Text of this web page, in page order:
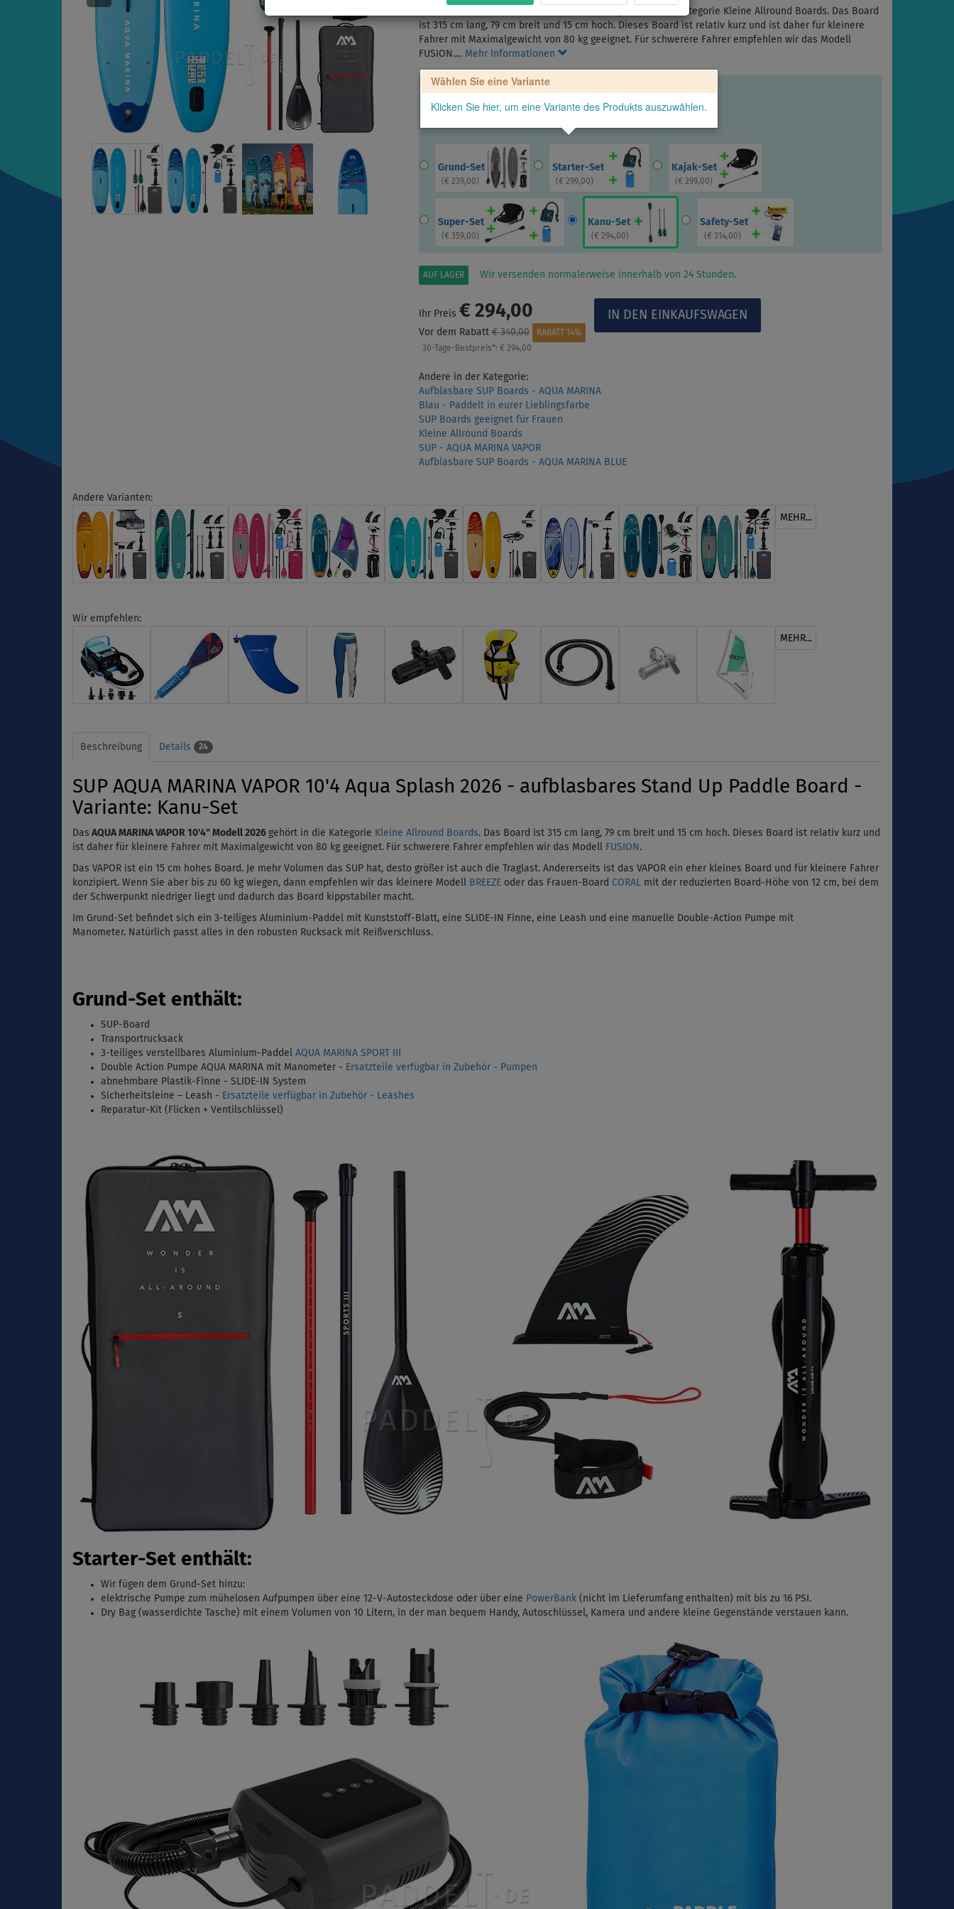
Das AQUA MARINA VAPOR 10'4" Modell 2026 gehört in die Kategorie Kleine Allround Boards. Das Board
ist 315 cm lang, 79 cm breit und 15 cm hoch. Dieses Board ist relativ kurz und ist daher für kleinere
Fahrer mit Maximalgewicht von 80 kg geeignet. Für schwerere Fahrer empfehlen wir das Modell
FUSION.… Mehr Informationen
Wählen Sie eine Variante
Klicken Sie hier, um eine Variante des Produkts auszuwählen.
Grund-Set
(€ 239,00)
Starter-Set
(€ 299,00)
Kajak-Set
(€ 299,00)
Super-Set
(€ 359,00)
Kanu-Set
(€ 294,00)
Safety-Set
(€ 314,00)
AUF LAGER Wir versenden normalerweise innerhalb von 24 Stunden.
Ihr Preis € 294,00
Vor dem Rabatt€ 340,00
RABATT 14%
30-Tage-Bestpreis*:€ 294,00
Andere in der Kategorie:
Aufblasbare SUP Boards - AQUA MARINA
Blau - Paddelt in eurer Lieblingsfarbe
SUP Boards geeignet für Frauen
Kleine Allround Boards
SUP - AQUA MARINA VAPOR
Aufblasbare SUP Boards - AQUA MARINA BLUE
Andere Varianten:
MEHR...
Wir empfehlen:
MEHR...
Beschreibung Details 24
SUP AQUA MARINA VAPOR 10'4 Aqua Splash 2026 - aufblasbares Stand Up Paddle Board -
Variante: Kanu-Set
Das AQUA MARINA VAPOR 10'4" Modell 2026 gehört in die Kategorie Kleine Allround Boards. Das Board ist 315 cm lang, 79 cm breit und 15 cm hoch. Dieses Board ist relativ kurz und
ist daher für kleinere Fahrer mit Maximalgewicht von 80 kg geeignet. Für schwerere Fahrer empfehlen wir das Modell FUSION .
Das VAPOR ist ein 15 cm hohes Board. Je mehr Volumen das SUP hat, desto größer ist auch die Traglast. Andererseits ist das VAPOR ein eher kleines Board und für kleinere Fahrer
konzipiert. Wenn Sie aber bis zu 60 kg wiegen, dann empfehlen wir das kleinere Modell
BREEZE oder das Frauen-Board CORAL
mit der reduzierten Board-Höhe von 12 cm, bei dem
der Schwerpunkt niedriger liegt und dadurch das Board kippstabiler macht.
Im Grund-Set befindet sich ein 3-teiliges Aluminium-Paddel mit Kunststoff-Blatt, eine SLIDE-IN Finne, eine Leash und eine manuelle Double-Action Pumpe mit
Manometer. Natürlich passt alles in den robusten Rucksack mit Reißverschluss.
Grund-Set enthält:
SUP-Board
Transportrucksack
3-teiliges verstellbares Aluminium-Paddel
AQUA MARINA SPORT III
Double Action Pumpe AQUA MARINA mit Manometer - Ersatzteile verfügbar in Zubehör - Pumpen
abnehmbare Plastik-Finne - SLIDE-IN System
Sicherheitsleine – Leash - Ersatzteile verfügbar in Zubehör - Leashes
Reparatur-Kit (Flicken + Ventilschlüssel)
Starter-Set enthält:
Wir fügen dem Grund-Set hinzu:
elektrische Pumpe zum mühelosen Aufpumpen über eine 12-V-Autosteckdose oder über eine PowerBank (nicht im Lieferumfang enthalten) mit bis zu 16 PSI.
Dry Bag (wasserdichte Tasche) mit einem Volumen von 10 Litern, in der man bequem Handy, Autoschlüssel, Kamera und andere kleine Gegenstände verstauen kann.